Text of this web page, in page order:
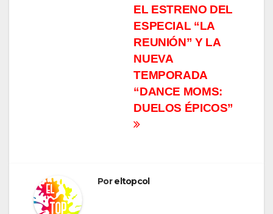
EL ESTRENO DEL
ESPECIAL “LA
REUNIÓN” Y LA
NUEVA
TEMPORADA
“DANCE MOMS:
DUELOS ÉPICOS”
Poreltopcol